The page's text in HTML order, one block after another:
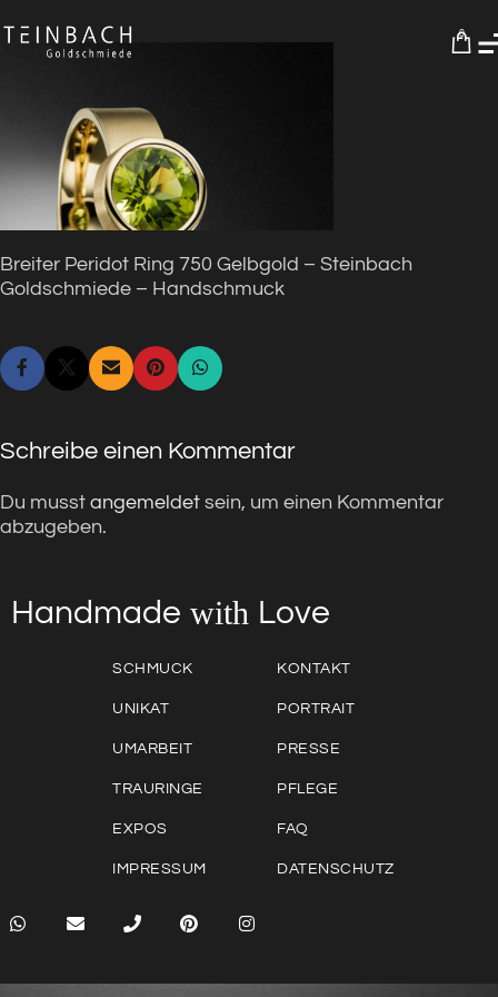
0
Breiter Peridot Ring 750 Gelbgold – Steinbach
Goldschmiede – Handschmuck
Schreibe einen Kommentar
Du musst angemeldet sein, um einen Kommentar
abzugeben.
Handmade with Love
SCHMUCK
UNIKAT
UMARBEIT
TRAURINGE
EXPOS
IMPRESSUM
KONTAKT
PORTRAIT
PRESSE
PFLEGE
FAQ
DATENSCHUTZ